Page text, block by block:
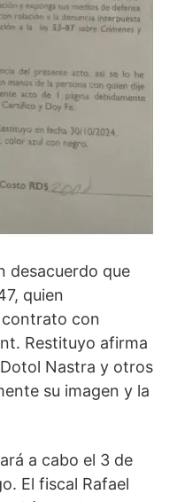
desacuerdo que
quien
con
Restituyo afirma
Nastra y otros
su imagen y la
a cabo el 3 de
El fiscal Rafael